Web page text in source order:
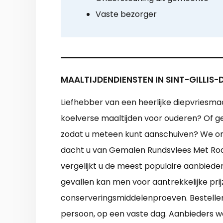
Vaste bezorger
MAALTIJDENDIENSTEN IN SINT-GILLIS-
Liefhebber van een heerlijke
koelverse maaltijden voor ouderen? Of
zodat u meteen kunt aanschuiven? We
dacht u van Gemalen Rundsvlees Met
vergelijkt u de meest populaire
gevallen kan men voor aantrekkelijke
conserveringsmiddelenproeven.
persoon, op een vaste dag. Aanbieders